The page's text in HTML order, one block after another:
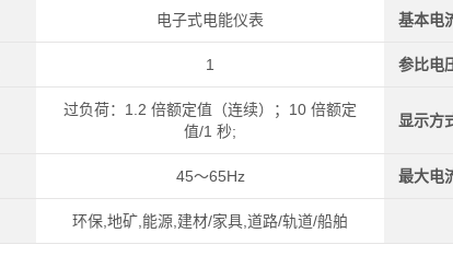
电子式电能仪表 基本电
1 参比电
过负荷：1.2 倍额定值（连续）；10 倍额定
值/1 秒;
显示方
45～65Hz 最大电
环保,地矿,能源,建材/家具,道路/轨道/船舶